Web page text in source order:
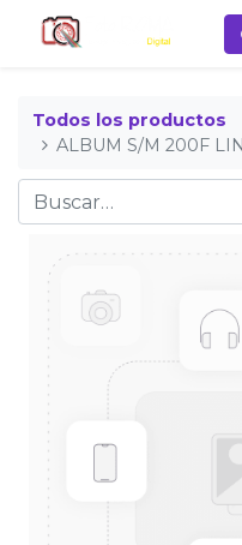
Todos los productos
ALBUM S/M 200F